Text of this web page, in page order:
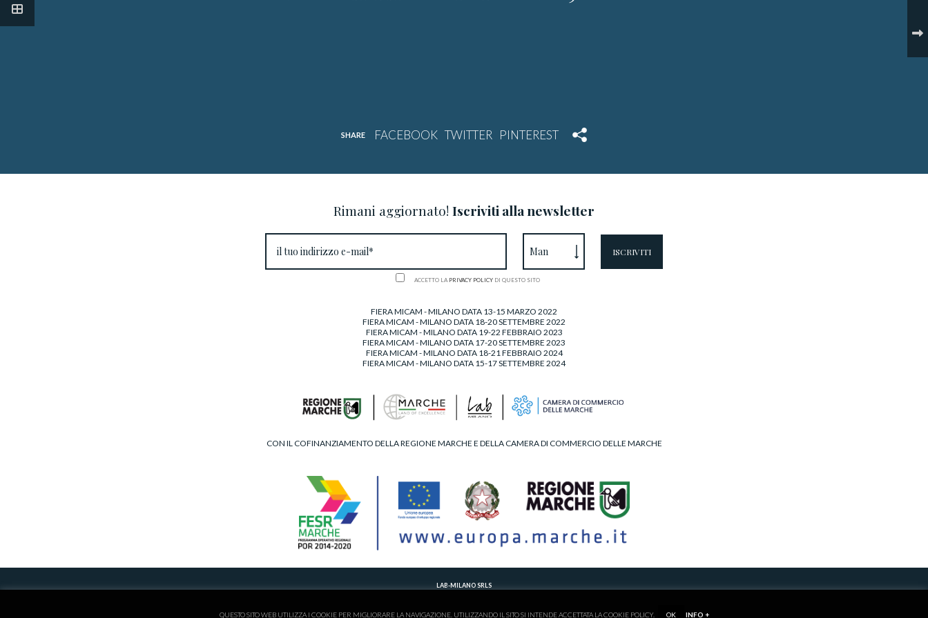
SHARE
Rimani aggiornato! Iscriviti alla newsletter
ACCETTO LA PRIVACY POLICYDI QUESTO SITO
FIERA MICAM - MILANO DATA 13-15 MARZO 2022
FIERA MICAM - MILANO DATA 18-20 SETTEMBRE 2022
FIERA MICAM - MILANO DATA 19-22 FEBBRAIO 2023
FIERA MICAM - MILANO DATA 17-20 SETTEMBRE 2023
FIERA MICAM - MILANO DATA 18-21 FEBBRAIO 2024
FIERA MICAM - MILANO DATA 15-17 SETTEMBRE 2024
CON IL COFINANZIAMENTO DELLA REGIONE MARCHE E DELLA CAMERA DI COMMERCIO DELLE MARCHE
LAB-MILANO SRLS
CONTRIBUTI INCASSATI NEL 2021
QUESTO SITO WEB UTILIZZA I COOKIE PER MIGLIORARE LA NAVIGAZIONE. UTILIZZANDO IL SITO SI INTENDE ACCETTATA LA COOKIE POLICY. OK INFO +